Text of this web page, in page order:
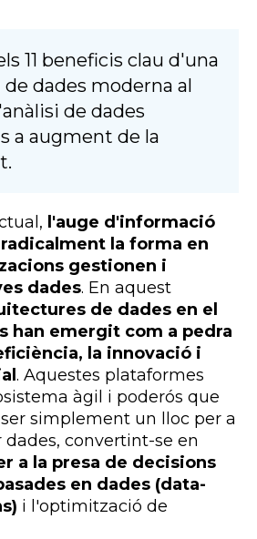
11 beneficis clau d'una
dades moderna al
de dades
a augment de la
l'auge d'informació
la forma en
gestionen i
dades. En aquest
de dades en el
han emergit com a pedra
la innovació i
. Aquestes plataformes
àgil i poderós que
simplement un lloc per a
convertint-se en
a la presa de decisions
en dades (data-
i l'optimització de